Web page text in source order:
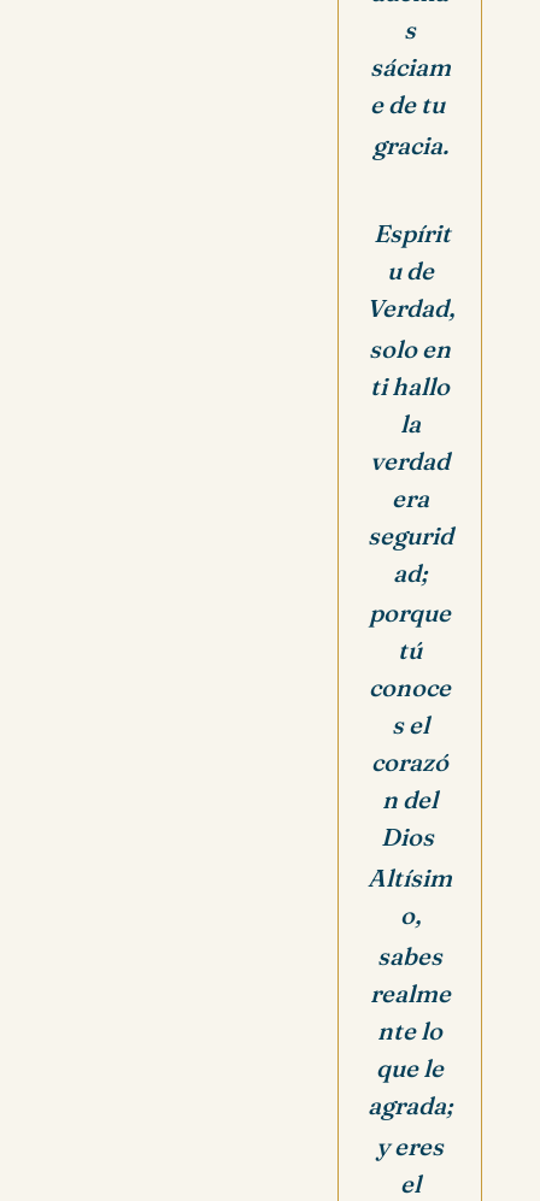
s
sáciam
e de tu
gracia.
Espírit
u de
Verdad,
solo en
ti hallo
la
verdad
era
segurid
ad;
porque
tú
conoce
s el
corazó
n del
Dios
Altísim
o,
sabes
realme
nte lo
que le
agrada;
y eres
el